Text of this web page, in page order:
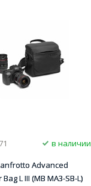
в наличии
Advanced
L III (MB MA3-SB-L)